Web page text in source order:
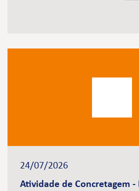
24/07/2026
Atividade de Concretagem -